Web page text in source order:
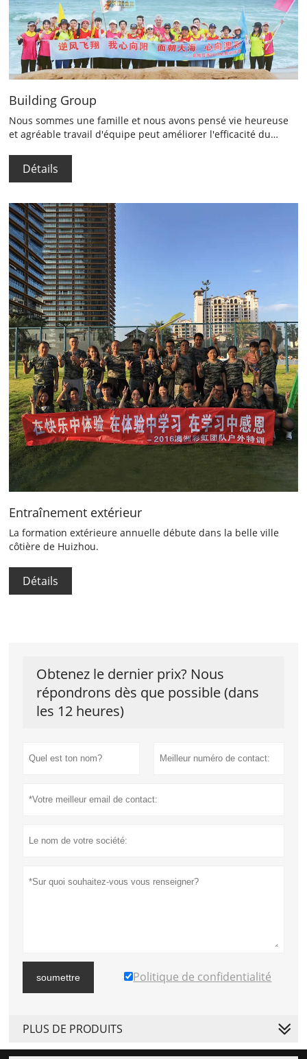
Building Group
Nous sommes une famille et nous avons pensé vie heureuse
et agréable travail d'équipe peut améliorer l'efficacité du
granit rose, à partir d'un voyage de travail en équipe et le défi
nous-même.
Détails
Entraînement extérieur
La formation extérieure annuelle débute dans la belle ville
côtière de Huizhou.
Détails
Obtenez le dernier prix? Nous
répondrons dès que possible (dans
les 12 heures)
soumettre Politique de confidentialité
PLUS DE PRODUITS